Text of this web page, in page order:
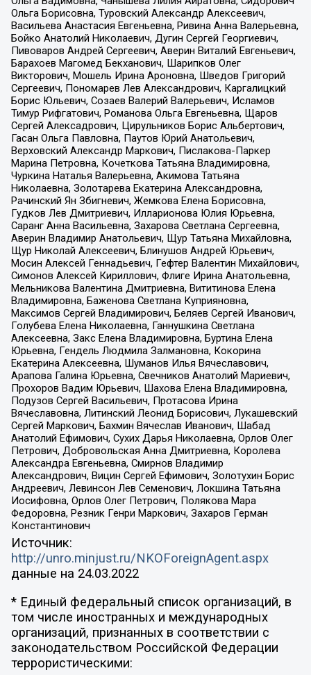
Ольга Борисовна, Туровский Александр Алексеевич,
Васильева Анастасия Евгеньевна, Ривина Анна Валерьевна,
Бойко Анатолий Николаевич, Дугин Сергей Георгиевич,
Пивоваров Андрей Сергеевич, Аверин Виталий Евгеньевич,
Барахоев Магомед Бекханович, Шарипков Олег
Викторович, Мошель Ирина Ароновна, Шведов Григорий
Сергеевич, Пономарев Лев Александрович, Каргалицкий
Борис Юльевич, Созаев Валерий Валерьевич, Исламов
Тимур Рифгатович, Романова Ольга Евгеньевна, Щаров
Сергей Алексадрович, Цирульников Борис Альбертович,
Гасан Ольга Павловна, Паутов Юрий Анатольевич,
Верховский Александр Маркович, Пислакова-Паркер
Марина Петровна, Кочеткова Татьяна Владимировна,
Чуркина Наталья Валерьевна, Акимова Татьяна
Николаевна, Золотарева Екатерина Александровна,
Рачинский Ян Збигневич, Жемкова Елена Борисовна,
Гудков Лев Дмитриевич, Илларионова Юлия Юрьевна,
Саранг Анна Васильевна, Захарова Светлана Сергеевна,
Аверин Владимир Анатольевич, Щур Татьяна Михайловна,
Щур Николай Алексеевич, Блинушов Андрей Юрьевич,
Мосин Алексей Геннадьевич, Гефтер Валентин Михайлович,
Симонов Алексей Кириллович, Флиге Ирина Анатольевна,
Мельникова Валентина Дмитриевна, Вититинова Елена
Владимировна, Баженова Светлана Куприяновна,
Максимов Сергей Владимирович, Беляев Сергей Иванович,
Голубева Елена Николаевна, Ганнушкина Светлана
Алексеевна, Закс Елена Владимировна, Буртина Елена
Юрьевна, Гендель Людмила Залмановна, Кокорина
Екатерина Алексеевна, Шуманов Илья Вячеславович,
Арапова Галина Юрьевна, Свечников Анатолий Мариевич,
Прохоров Вадим Юрьевич, Шахова Елена Владимировна,
Подузов Сергей Васильевич, Протасова Ирина
Вячеславовна, Литинский Леонид Борисович, Лукашевский
Сергей Маркович, Бахмин Вячеслав Иванович, Шабад
Анатолий Ефимович, Сухих Дарья Николаевна, Орлов Олег
Петрович, Добровольская Анна Дмитриевна, Королева
Александра Евгеньевна, Смирнов Владимир
Александрович, Вицин Сергей Ефимович, Золотухин Борис
Андреевич, Левинсон Лев Семенович, Локшина Татьяна
Иосифовна, Орлов Олег Петрович, Полякова Мара
Федоровна, Резник Генри Маркович, Захаров Герман
Константинович
Источник:
http://unro.minjust.ru/NKOForeignAgent.aspx
данные на 24.03.2022
* Единый федеральный список организаций, в
том числе иностранных и международных
организаций, признанных в соответствии с
законодательством Российской Федерации
террористическими: